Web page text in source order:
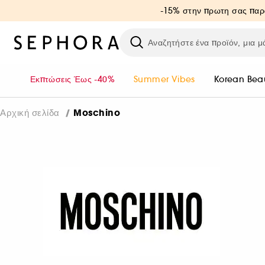
-15% στην πρωτη σας
Εκπτώσεις Έως -40% Summer Vibes Korean
Αρχική σελίδα Moschino